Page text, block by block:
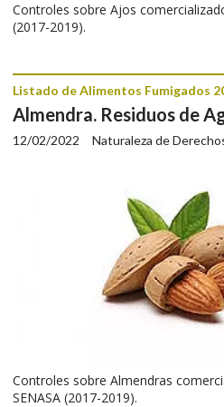
Controles sobre Ajos
(2017-2019).
Almendra. Residuos de
Naturaleza de
Listado de Alimentos Fumigados
12/02/2022
Controles sobre Almendras
SENASA (2017-2019).